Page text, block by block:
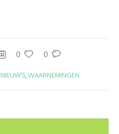
0 0
NIEUWS WAARNEMINGEN